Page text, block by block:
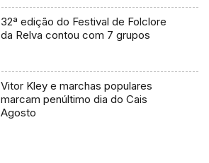
32ª edição do Festival de Folclore
da Relva contou com 7 grupos
Vitor Kley e marchas populares
marcam penúltimo dia do Cais
Agosto